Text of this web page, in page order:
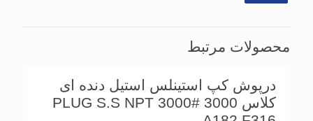
محصولات مرتبط
درپوش کپ استینلس استیل دنده ای
کلاس 3000 PLUG S.S NPT 3000#